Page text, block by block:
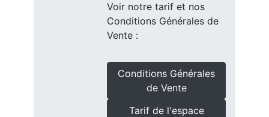
Voir notre tarif et nos
Conditions Générales de
Vente :
Conditions Générales
de Vente
Tarif de l'espace